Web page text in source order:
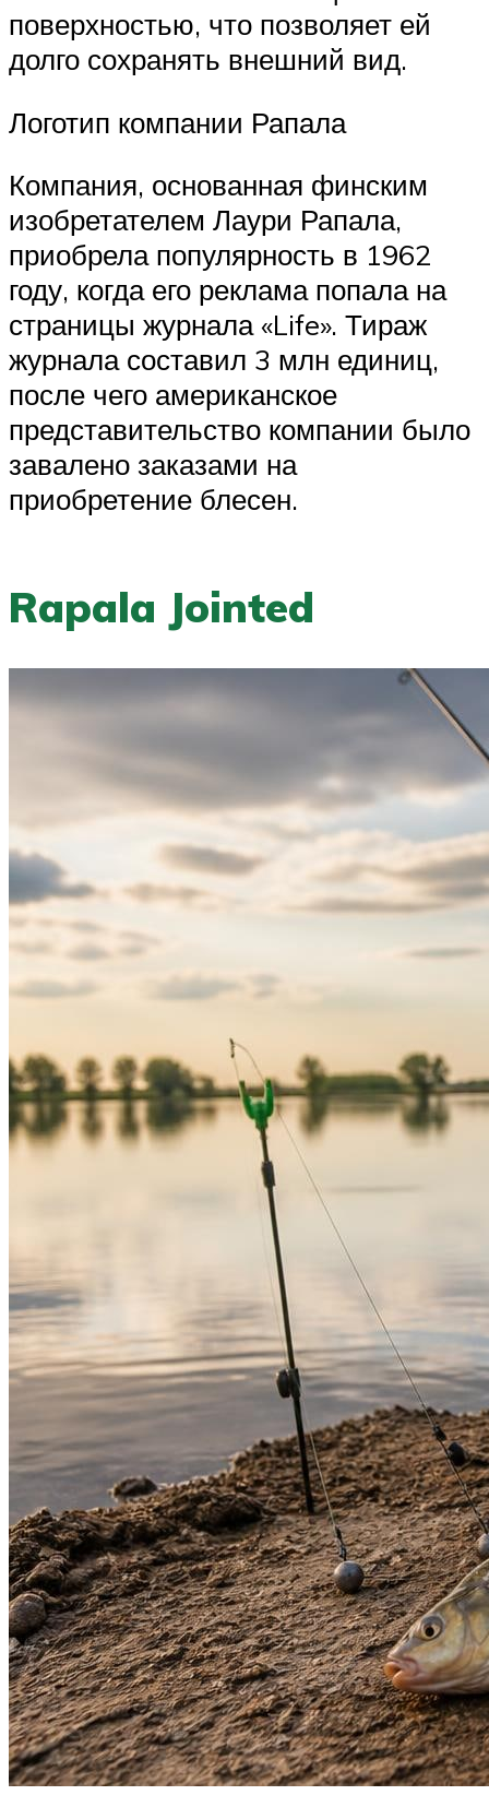
поверхностью, что позволяет ей
долго сохранять внешний вид.
Логотип компании Рапала
Компания, основанная финским
изобретателем Лаури Рапала,
приобрела популярность в 1962
году, когда его реклама попала на
страницы журнала «Life». Тираж
журнала составил 3 млн единиц,
после чего американское
представительство компании было
завалено заказами на
приобретение блесен.
Rapala Jointed